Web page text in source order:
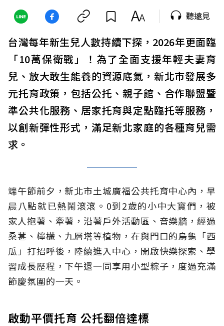
聽遠見
台灣每年新生兒人數持續下探，2026年更面臨
「10萬保衛戰」！為了全面支援年輕夫妻育
兒、放大敢生能養的資源底氣，新北市發展多
元托育政策，包括公托、親子館、合作聯盟暨
準公共化服務、居家托育與定點臨托等服務，
以創新彈性形式，滿足新北家庭的各種育兒需
求。
端午節前夕，新北市土城廣福公共托育中心內，早
晨八點就已熱鬧滾滾。0到2歲的小中大寶們，被
家人抱著、牽著，沿著戶外活動區、音樂牆，經過
桑葚、檸檬、九層塔等植物，在與門口的烏龜「西
瓜」打招呼後，陸續進入中心，開啟快樂探索、學
習成長歷程，下午還一同享用小型粽子，度過充滿
節慶氛圍的一天。
啟動平價托育 公托翻倍達標